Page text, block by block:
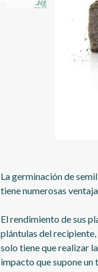
La germinación de
tiene numerosas
El rendimiento de sus
plántulas del
solo tiene que realizar
impacto que supone un